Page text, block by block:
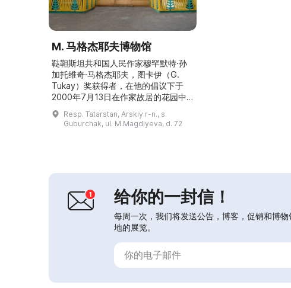
M. 马格杰耶夫博物馆
鞑靼斯坦共和国人民作家穆罕默特·孙
加托维奇·马格杰耶夫，图卡伊（G.
Tukay）奖获得者，在他的倡议下于
2000年7月13日在作家故居的花园中
建立了博物馆。这里可以看到与马格杰
耶夫的童年、青年时期及其一生有关的
资料，并可参观作家在喀山公寓的工作
道路的讲解活动。博物馆还承担社会文
化、科研、方法指导和...
Resp. Tatarstan, Arskiy r-n., s.
Guburchak, ul. M.Magdiyeva, d. 72
给你的一封信！
每周一次，我们将发送公告，博客，促销和博
地的展览。